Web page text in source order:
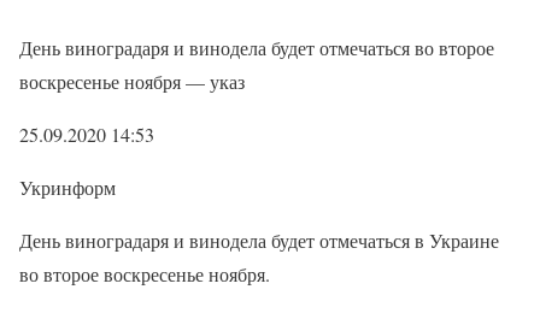
День виноградаря и винодела будет отмечаться во второе
воскресенье ноября — указ
25.09.2020 14:53
Укринформ
День виноградаря и винодела будет отмечаться в Украине
во второе воскресенье ноября.